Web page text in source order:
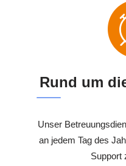
Rund um
Unser
an jedem Tag des
Support